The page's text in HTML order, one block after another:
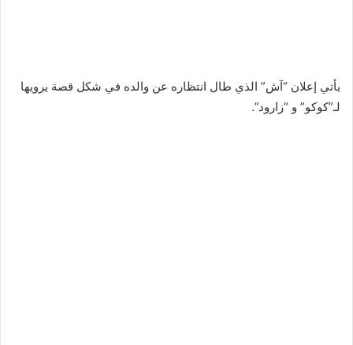
يأتي إعلان “آش” الذي طال انتظاره عن والده في شكل قصة يرويها
لـ”كوكو” و “زارود”.